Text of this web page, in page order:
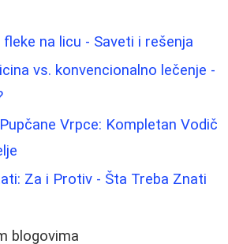
na licu - Saveti i rešenja
vs. konvencionalno lečenje -
Vrpce: Kompletan Vodič
Za i Protiv - Šta Treba Znati
blogovima